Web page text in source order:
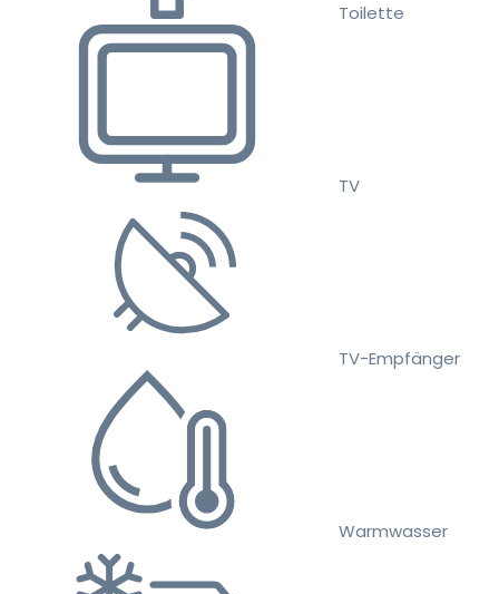
Toilette
TV
TV-Empfänger
Warmwasser